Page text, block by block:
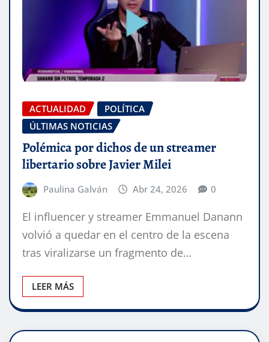
ACTUALIDAD
POLÍTICA
ÚLTIMAS NOTICIAS
Polémica por dichos de un streamer
libertario sobre Javier Milei
Paulina Galván Abr 24, 2026 0
El influencer y streamer Emmanuel Danann
volvió a quedar en el centro de la escena
tras viralizarse un fragmento de…
LEER MÁS